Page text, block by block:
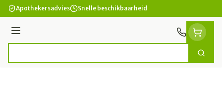
Ga naar de inhoud
Apothekersadvies Snelle beschikbaarheid
Menu
Zoek